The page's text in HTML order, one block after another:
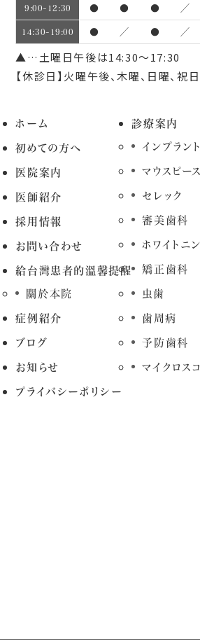
9:00~12:30 ● ● ● ／
14:30~19:00 ● ／ ● ／
▲…土曜日午後は14:30～17:30
【休診日】火曜午後、木曜、日曜、祝日
ホーム
初めての方へ
医院案内
医師紹介
採用情報
お問い合わせ
給台灣患者的溫馨提醒
關於本院
症例紹介
ブログ
お知らせ
プライバシーポリシー
診療案内
インプラント
マウスピー
セレック
審美歯科
ホワイトニ
矯正歯科
虫歯
歯周病
予防歯科
マイクロス